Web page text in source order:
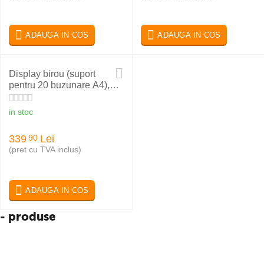
ADAUGA IN COS ADAUGA IN COS
Display birou (suport
pentru 20 buzunare A4),
PROBECO-EasyMount
in stoc
339 90 Lei
(pret cu TVA inclus)
ADAUGA IN COS
- produse